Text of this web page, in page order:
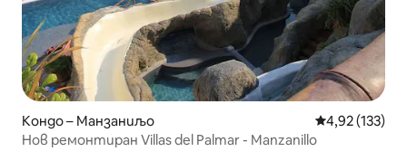
Кондо – Манзаниљо Средна
4,92 (133)
Нов ремонтиран Villas del Palmar - Manzanillo